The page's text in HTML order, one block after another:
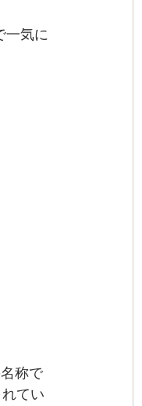
一気に
称で
てい